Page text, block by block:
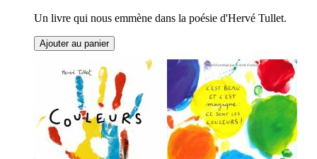
Un livre qui nous emmène dans la poésie d'Hervé Tullet.
Ajouter au panier